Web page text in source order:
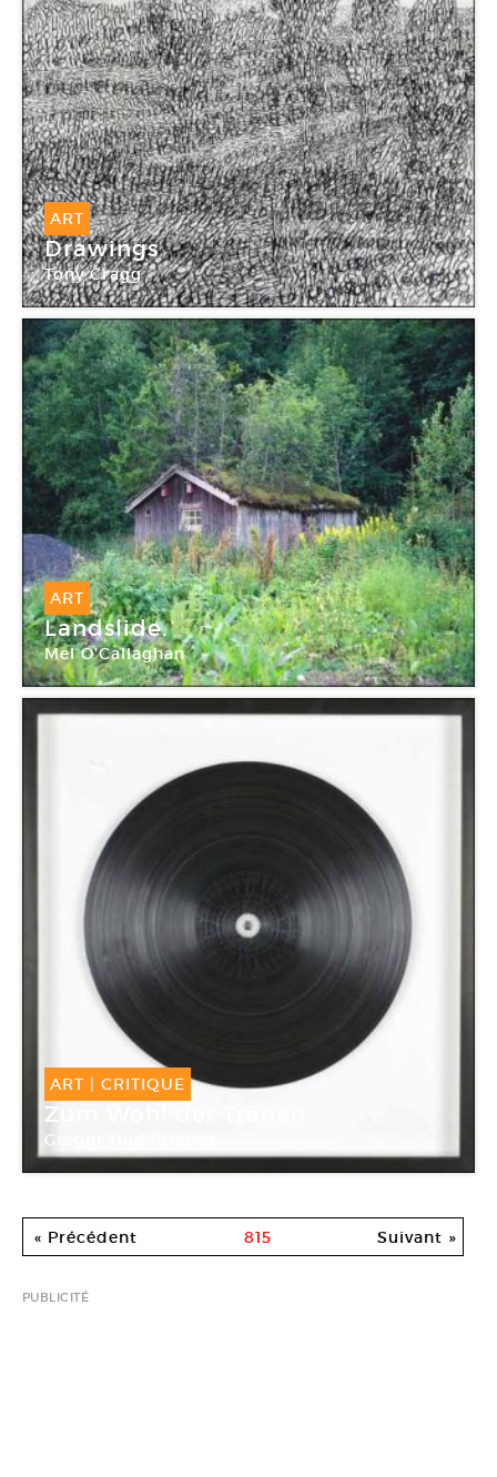
ART
Drawings
Tony Cragg
ART
Landslide.
Mel O'Callaghan
ART | CRITIQUE
Zum Wohl der Tränen
Gregor Hildebrandt
Galerie Almine Rech
« Précédent 815 Suivant »
PUBLICITÉ